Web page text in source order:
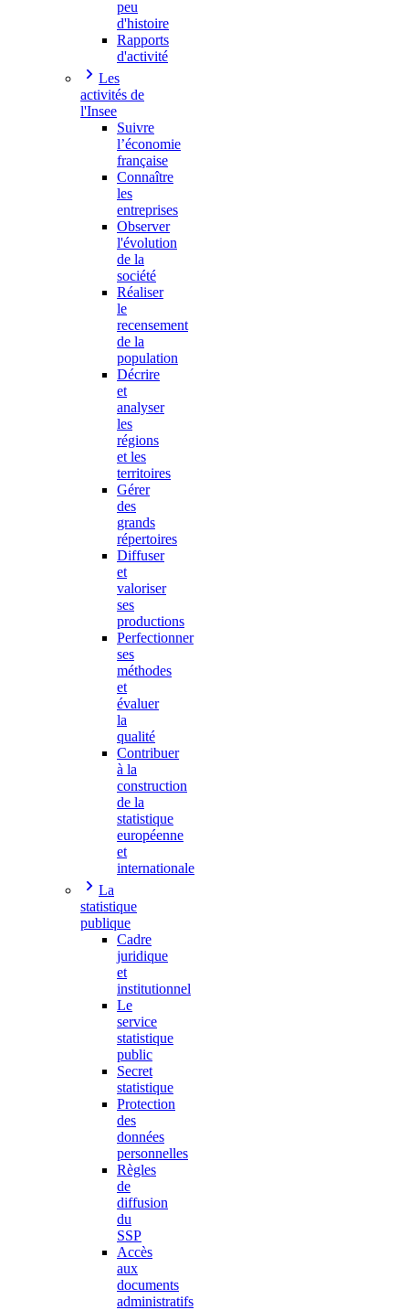
peu
d'histoire
Rapports
d'activité
Les
activités de
l'Insee
Suivre
l’économie
française
Connaître
les
entreprises
Observer
l'évolution
de la
société
Réaliser
le
recensement
de la
population
Décrire
et
analyser
les
régions
et les
territoires
Gérer
des
grands
répertoires
Diffuser
et
valoriser
ses
productions
Perfectionner
ses
méthodes
et
évaluer
la
qualité
Contribuer
à la
construction
de la
statistique
européenne
et
internationale
La
statistique
publique
Cadre
juridique
et
institutionnel
Le
service
statistique
public
Secret
statistique
Protection
des
données
personnelles
Règles
de
diffusion
du
SSP
Accès
aux
documents
administratifs